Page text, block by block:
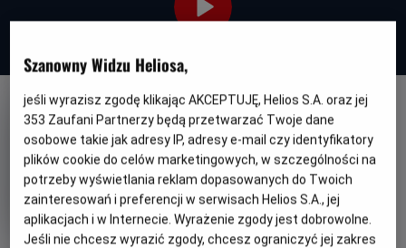
NAPISY
Martwe zło: Ogień
Oryginalny
tytuł
Evil Dead Burn Gatunek
Horror
Minimalny
wiek
Od 15 lat
Czas
trwania
111 min
Kraj
i
rok
produkcji
USA (2026)
OCENA HELIOS
6.7
Szanowny Widzu Heliosa,
jeśli wyrazisz zgodę klikając AKCEPTUJĘ, Helios S.A. oraz jej
353 Zaufani Partnerzy będą przetwarzać Twoje dane
osobowe takie jak adresy IP, adresy e-mail czy identyfikatory
plików cookie do celów marketingowych, w szczególności na
potrzeby wyświetlania reklam dopasowanych do Twoich
zainteresowań i preferencji w serwisach Helios S.A., jej
aplikacjach i w Internecie. Wyrażenie zgody jest dobrowolne.
Jeśli nie chcesz wyrazić zgody, chcesz ograniczyć jej zakres